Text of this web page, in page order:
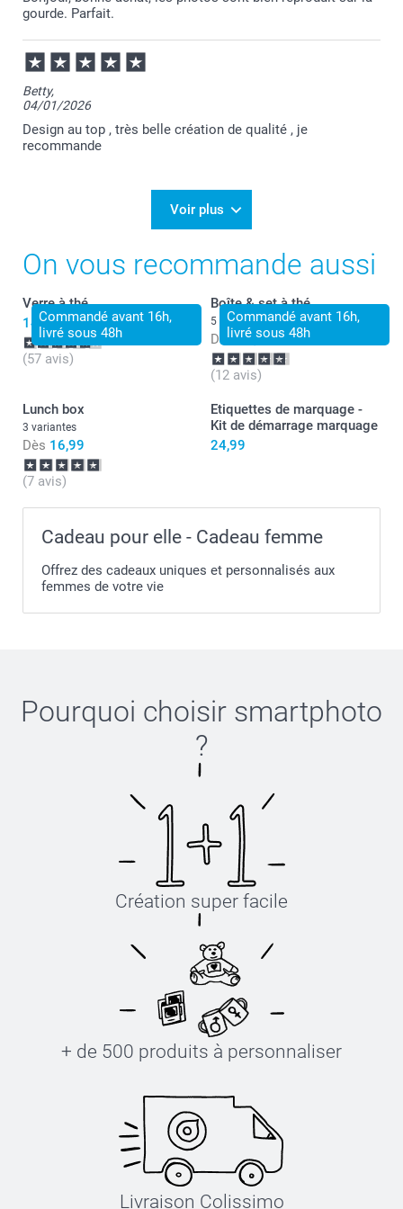
gourde. Parfait.
Betty,
04/01/2026
Design au top , très belle création de qualité , je
recommande
Voir plus
On vous recommande aussi
Commandé avant 16h,
livré sous 48h
Verre à thé
14,99
(57 avis)
Commandé avant 16h,
livré sous 48h
Boîte & set à thé
5 variantes
Dès 27,99
(12 avis)
Lunch box
3 variantes
Dès 16,99
(7 avis)
Etiquettes de marquage -
Kit de démarrage marquage
24,99
Cadeau pour elle - Cadeau femme
Offrez des cadeaux uniques et personnalisés aux
femmes de votre vie
Pourquoi choisir smartphoto
?
Création super facile
+ de 500 produits à personnaliser
Livraison Colissimo